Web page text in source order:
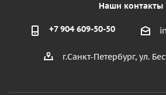
Наши контакты
+7 904 609-50-50
г.Санкт-Петербург, ул.